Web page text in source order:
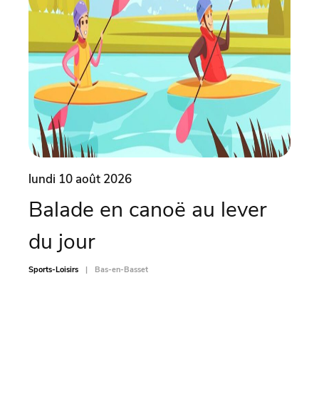
lundi 10 août 2026
Balade en canoë au lever
du jour
Sports-Loisirs Bas-en-Basset